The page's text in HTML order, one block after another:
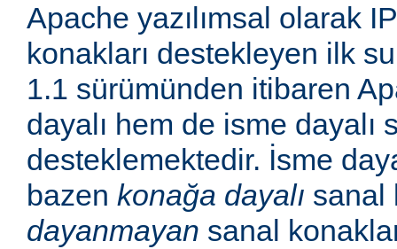
Apache yazılımsal olarak
konakları destekleyen ilk
1.1 sürümünden itibaren
dayalı hem de isme dayalı
desteklemektedir. İsme
bazen konağa dayalı sanal
dayanmayan sanal